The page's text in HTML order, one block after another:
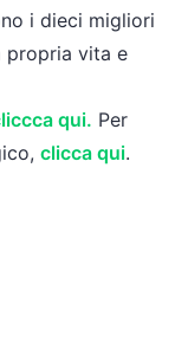
i dieci migliori
propria vita e
qui. Per
clicca qui.